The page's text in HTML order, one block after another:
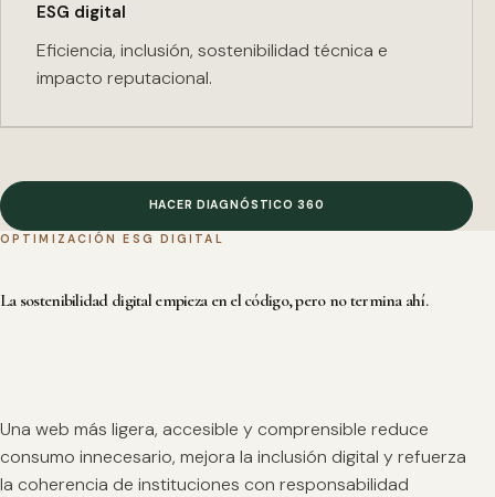
ESG digital
Eficiencia, inclusión, sostenibilidad técnica e
impacto reputacional.
HACER DIAGNÓSTICO 360
OPTIMIZACIÓN ESG DIGITAL
La sostenibilidad digital empieza en el código, pero no termina ahí.
Una web más ligera, accesible y comprensible reduce
consumo innecesario, mejora la inclusión digital y refuerza
la coherencia de instituciones con responsabilidad